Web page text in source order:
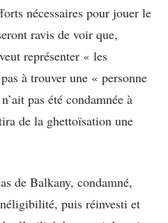
nécessaires pour jouer le
ravis de voir que,
représenter « les
à trouver une « personne
pas été condamnée à
de la ghettoïsation une
de Balkany, condamné,
puis réinvesti et